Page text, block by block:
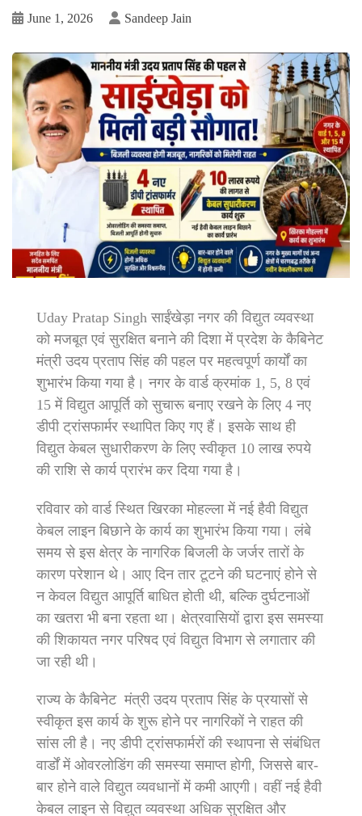
June 1, 2026 Sandeep Jain
Uday Pratap Singh साईंखेड़ा नगर की विद्युत व्यवस्था
को मजबूत एवं सुरक्षित बनाने की दिशा में प्रदेश के कैबिनेट
मंत्री उदय प्रताप सिंह की पहल पर महत्वपूर्ण कार्यों का
शुभारंभ किया गया है। नगर के वार्ड क्रमांक 1, 5, 8 एवं
15 में विद्युत आपूर्ति को सुचारू बनाए रखने के लिए 4 नए
डीपी ट्रांसफार्मर स्थापित किए गए हैं। इसके साथ ही
विद्युत केबल सुधारीकरण के लिए स्वीकृत 10 लाख रुपये
की राशि से कार्य प्रारंभ कर दिया गया है।
रविवार को वार्ड स्थित खिरका मोहल्ला में नई हैवी विद्युत
केबल लाइन बिछाने के कार्य का शुभारंभ किया गया। लंबे
समय से इस क्षेत्र के नागरिक बिजली के जर्जर तारों के
कारण परेशान थे। आए दिन तार टूटने की घटनाएं होने से
न केवल विद्युत आपूर्ति बाधित होती थी, बल्कि दुर्घटनाओं
का खतरा भी बना रहता था। क्षेत्रवासियों द्वारा इस समस्या
की शिकायत नगर परिषद एवं विद्युत विभाग से लगातार की
जा रही थी।
राज्य के कैबिनेट मंत्री उदय प्रताप सिंह के प्रयासों से
स्वीकृत इस कार्य के शुरू होने पर नागरिकों ने राहत की
सांस ली है। नए डीपी ट्रांसफार्मरों की स्थापना से संबंधित
वार्डों में ओवरलोडिंग की समस्या समाप्त होगी, जिससे बार-
बार होने वाले विद्युत व्यवधानों में कमी आएगी। वहीं नई हैवी
केबल लाइन से विद्युत व्यवस्था अधिक सुरक्षित और